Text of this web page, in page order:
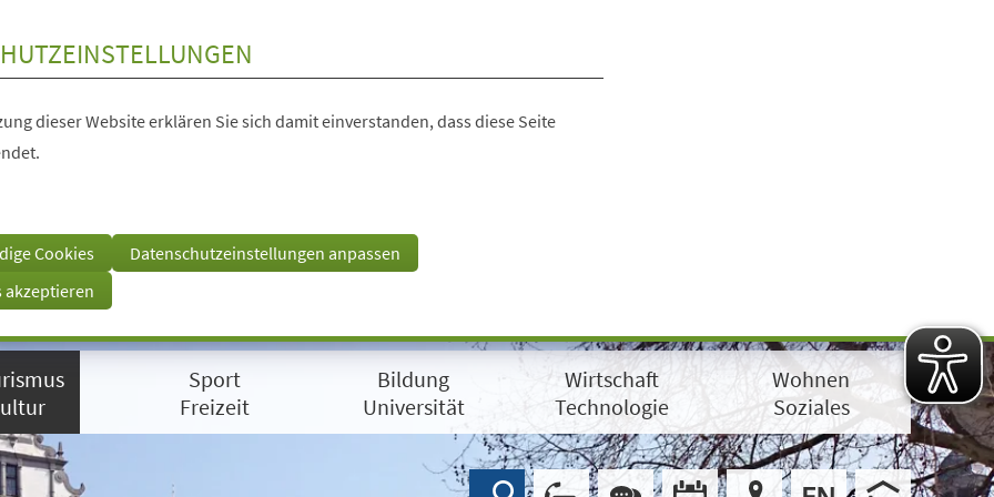
dieser Website erklären Sie sich damit einverstanden, dass diese Seite
Cookies
Datenschutzeinstellungen anpassen
akzeptieren
Sport
Freizeit
Bildung
Universität
Wirtschaft
Technologie
Wohnen
Soziales